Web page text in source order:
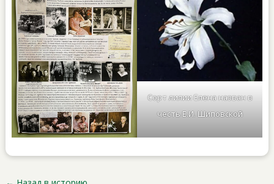
Сорт лилии Елена назван в
честь Е.И. Шиповской